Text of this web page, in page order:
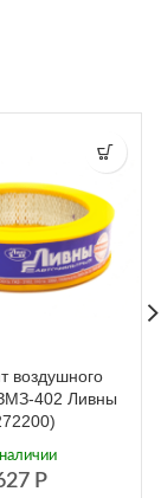
воздушного
402 Ливны
Р